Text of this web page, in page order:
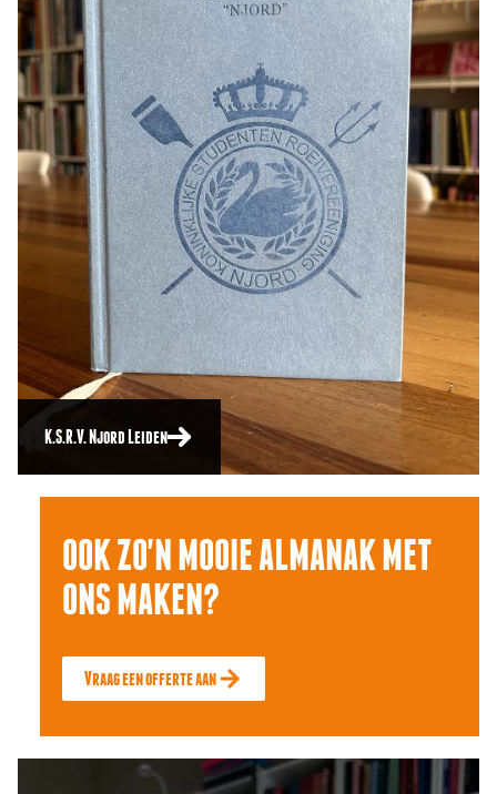
K.S.R.V. Njord Leiden
OOK ZO'N MOOIE ALMANAK MET
ONS MAKEN?
Vraag een offerte aan